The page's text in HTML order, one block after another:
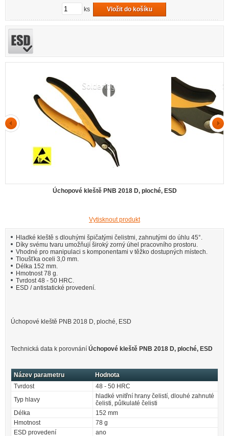
ks Vložit do košíku
Úchopové kleště PNB 2018 D, ploché, ESD
Vytisknout produkt
Hladké kleště s dlouhými špičatými čelistmi, zahnutými do úhlu 45°.
Díky svému tvaru umožňují široký zorný úhel pracovního prostoru.
Vhodné pro manipulaci s komponentami v těžko dostupných místech.
Tloušťka oceli 3,0 mm.
Délka 152 mm.
Hmotnost 78 g.
Tvrdost 48 - 50 HRC.
ESD / antistatické provedení.
Úchopové kleště PNB 2018 D, ploché, ESD
Technická data k porovnání Úchopové kleště PNB 2018 D, ploché, ESD
Název parametru
Hodnota
Tvrdost
48 - 50 HRC
Typ hlavy
hladké vnitřní hrany čelistí, dlouhé zahnuté
čelisti, půlkulaté čelisti
Délka
152 mm
Hmotnost
78 g
ESD provedení
ano